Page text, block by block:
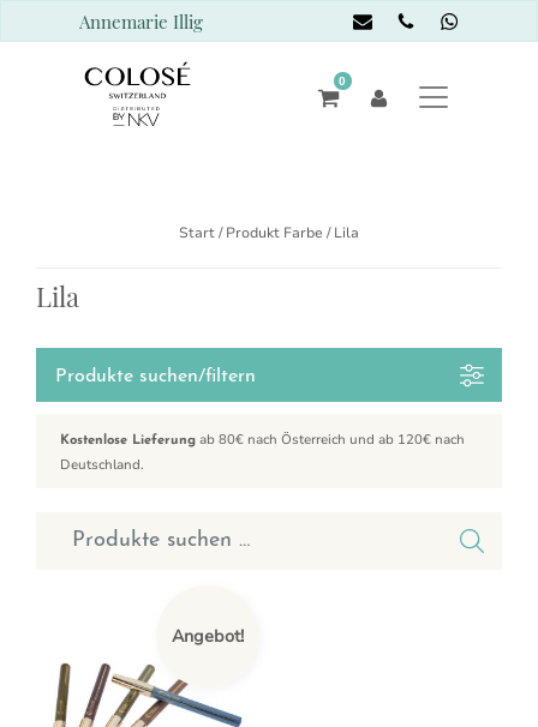
Annemarie Illig
0
Start/ Produkt Farbe / Lila
Lila
Produkte suchen/filtern
Kostenlose Lieferung ab 80€ nach Österreich und ab 120€ nach
Deutschland.
Suchen nach:
Angebot!